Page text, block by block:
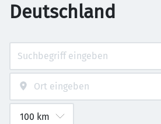
Deutschland